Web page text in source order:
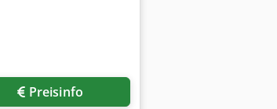
Preisinfo